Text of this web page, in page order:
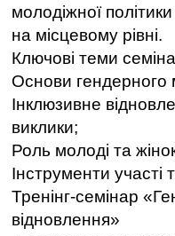
молодіжної
на місцевому рівні.
Ключові теми
Основи гендерного
Інклюзивне
виклики;
Роль молоді та
Інструменти участі
Тренінг-семінар
відновлення»